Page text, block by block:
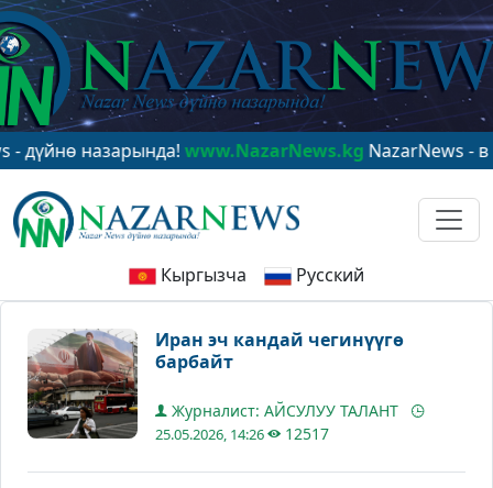
назарында!www.NazarNews.kgNazarNews - в
Кыргызча Русский
Иран эч кандай чегинүүгө
барбайт
Журналист: АЙСУЛУУ ТАЛАНТ
25.05.2026, 14:26 12517